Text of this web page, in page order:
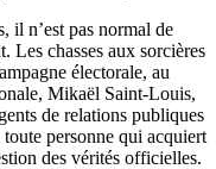
il n’est pas normal de
Les chasses aux sorcières
électorale, au
Mikaël Saint-Louis,
de relations publiques
personne qui acquiert
des vérités officielles.